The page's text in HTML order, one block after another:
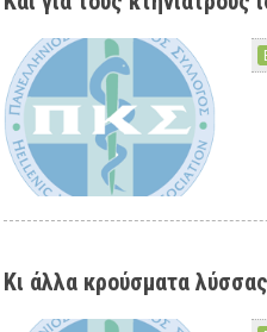
Κι άλλα κρούσματα